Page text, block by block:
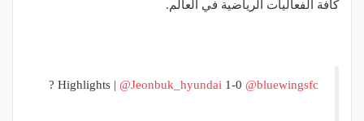
كافة الفعاليات الرياضية في العالم.
? Highlights | @Jeonbuk_hyundai 1-0 @bluewingsfc